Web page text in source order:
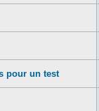
pour un test